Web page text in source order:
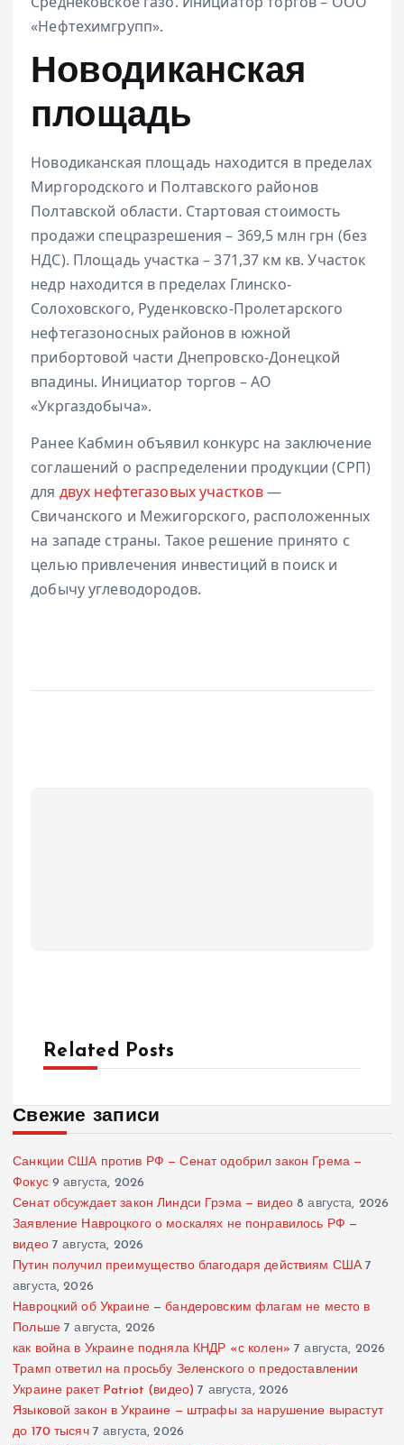
«Нефтехимгрупп».
Новодиканская
площадь
Новодиканская площадь находится в пределах
Миргородского и Полтавского районов
Полтавской области. Стартовая стоимость
продажи спецразрешения – 369,5 млн грн (без
НДС). Площадь участка – 371,37 км кв. Участок
недр находится в пределах Глинско-
Солоховского, Руденковско-Пролетарского
нефтегазоносных районов в южной
прибортовой части Днепровско-Донецкой
впадины. Инициатор торгов – АО
«Укргаздобыча».
Ранее Кабмин объявил конкурс на заключение
соглашений о распределении продукции (СРП)
для двух нефтегазовых участков—
Свичанского и Межигорского, расположенных
на западе страны. Такое решение принято с
целью привлечения инвестиций в поиск и
добычу углеводородов.
Related Posts
Свежие записи
Санкции США против РФ — Сенат одобрил закон Грема —
Фокус 9 августа, 2026
Сенат обсуждает закон Линдси Грэма — видео 8 августа, 2026
Заявление Навроцкого о москалях не понравилось РФ —
видео 7 августа, 2026
Путин получил преимущество благодаря действиям США 7
августа, 2026
Навроцкий об Украине — бандеровским флагам не место в
Польше 7 августа, 2026
как война в Украине подняла КНДР «с колен» 7 августа, 2026
Трамп ответил на просьбу Зеленского о предоставлении
Украине ракет Patriot (видео) 7 августа, 2026
Языковой закон в Украине — штрафы за нарушение вырастут
до 170 тысяч 7 августа, 2026